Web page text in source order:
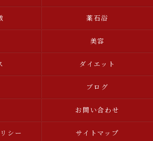
薬石浴
美容
ダイエット
ブログ
お問い合わせ
シー サイトマップ